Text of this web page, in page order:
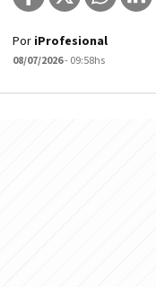
Por iProfesional
08/07/2026- 09:58hs